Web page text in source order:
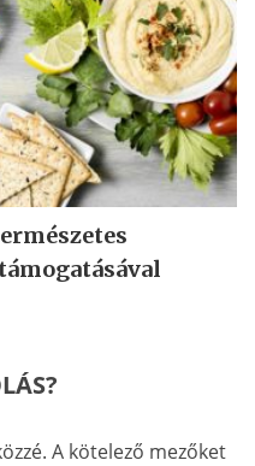
A kötelező mezőket